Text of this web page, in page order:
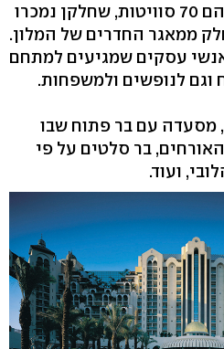
המלון כולל 252 חדרים, בהם 70 סוויטות, שחלקן נמכרו
ממאגר החדרים של המלון.
עסקים שמגיעים למתחם
וגם לנופשים ולמשפחות.
מסעדה עם בר פתוח שבו
בר סלטים על פי
ועוד.